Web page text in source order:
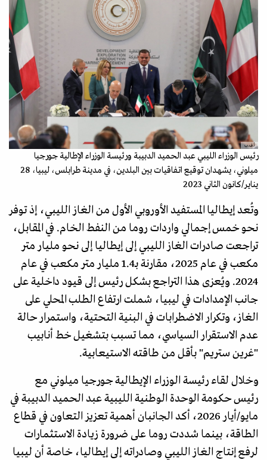
أ.ف.ب
رئيس الوزراء الليبي عبد الحميد الدبيبة ورئيسة الوزراء الإطالية جورجيا
ميلوني، يشهدان توقيع اتفاقيات بين البلدين، في مدينة طرابلس، ليبيا، 28
يناير/كانون الثاني 2023
وتُعد إيطاليا المستفيد الأوروبي الأول من الغاز الليبي، إذ توفر
نحو خمس إجمالي واردات روما من النفط الخام. في المقابل،
تراجعت صادرات الغاز الليبي إلى إيطاليا إلى نحو مليار متر
مكعب في عام 2025، مقارنة بـ1.4 مليار متر مكعب في عام
2024. ويُعزى هذا التراجع بشكل رئيس إلى قيود داخلية على
جانب الإمدادات في ليبيا، شملت ارتفاع الطلب المحلي على
الغاز، وتكرار الاضطرابات في البنية التحتية، واستمرار حالة
عدم الاستقرار السياسي، مما تسبب بتشغيل خط أنابيب
"غرين ستريم" بأقل من طاقته الاستيعابية.
وخلال لقاء رئيسة الوزراء الإيطالية جورجيا ميلوني مع
رئيس حكومة الوحدة الوطنية الليبية عبد الحميد الدبيبة في
مايو/أيار 2026، أكد الجانبان أهمية تعزيز التعاون في قطاع
الطاقة، بينما شددت روما على ضرورة زيادة الاستثمارات
لرفع إنتاج الغاز الليبي وصادراته إلى إيطاليا، خاصة أن ليبيا